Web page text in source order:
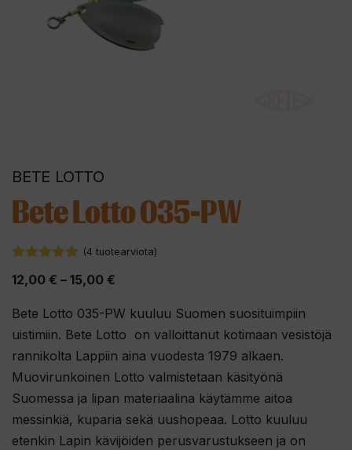
BETE LOTTO
Bete Lotto 035-PW
(4 tuotearviota)
12,00 € – 15,00 €
-
15,00 €
Bete Lotto 035-PW kuuluu Suomen suosituimpiin
uistimiin. Bete Lotto on valloittanut kotimaan vesistöjä
rannikolta Lappiin aina vuodesta 1979 alkaen.
Muovirunkoinen Lotto valmistetaan käsityönä
Suomessa ja lipan materiaalina käytämme aitoa
messinkiä, kuparia sekä uushopeaa. Lotto kuuluu
etenkin Lapin kävijöiden perusvarustukseen ja on